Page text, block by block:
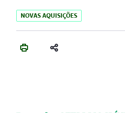
NOVAS AQUISIÇÕES